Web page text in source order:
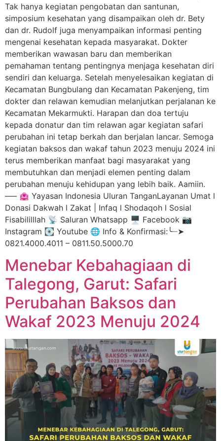
Tak hanya kegiatan pengobatan dan santunan,
simposium kesehatan yang disampaikan oleh dr. Bety
dan dr. Rudolf juga menyampaikan informasi penting
mengenai kesehatan kepada masyarakat. Dokter
memberikan wawasan baru dan memberikan
pemahaman tentang pentingnya menjaga kesehatan diri
sendiri dan keluarga. Setelah menyelesaikan kegiatan di
Kecamatan Bungbulang dan Kecamatan Pakenjeng, tim
dokter dan relawan kemudian melanjutkan perjalanan ke
Kecamatan Mekarmukti. Harapan dan doa tertuju
kepada donatur dan tim relawan agar kegiatan safari
perubahan ini tetap berkah dan berjalan lancar. Semoga
kegiatan baksos dan wakaf tahun 2023 menuju 2024 ini
terus memberikan manfaat bagi masyarakat yang
membutuhkan dan menjadi elemen penting dalam
perubahan menuju kehidupan yang lebih baik. Aamiin.
—– 🏩 Yayasan Indonesia Uluran TanganLayanan Umat l
Donasi Dakwah l Zakat | Infaq l Shodaqoh l Sosial
Fisabililllah 📡 Saluran Whatsapp 🖥️ Facebook 📷
Instagram 💽 Youtube 🌐 Info & Konfirmasi:╰┈➤
0821.4000.4011 – 0811.50.5000.70
Menebar Kebahagiaan di
Talegong, Garut: Safari
Perubahan Baksos dan
Wakaf 2023 Menuju 2024